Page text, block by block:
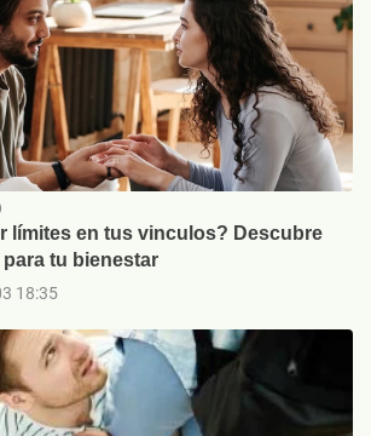
límites en tus vinculos? Descubre
tu bienestar
18:35